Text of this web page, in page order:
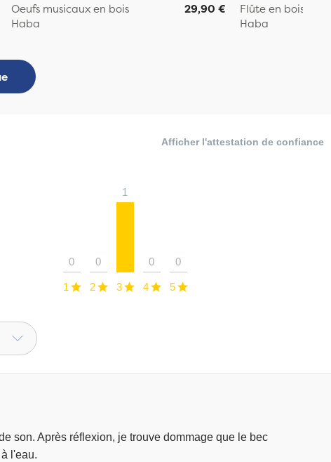
Oeufs musicaux en bois
Haba
29,90 €
Flûte en bois
Haba
Afficher l'attestation de confiance
1
0
2
0
3
1
4
0
5
0
son. Après réflexion, je trouve dommage que le bec
l'eau.